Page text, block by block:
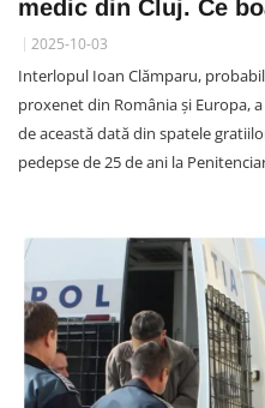
medic din Cluj. Ce
2025-10-03
Interlopul Ioan Clămparu,
proxenet din România și Europa,
de această dată din spatele
pedepse de 25 de ani la